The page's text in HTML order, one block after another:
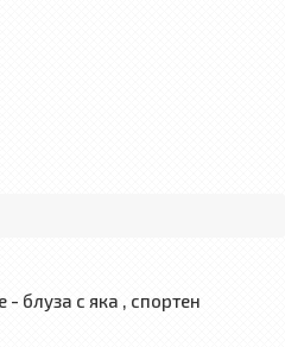
блуза с яка , спортен